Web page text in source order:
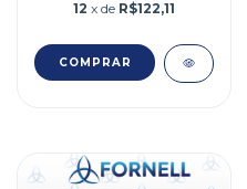
12 x de R$122,11